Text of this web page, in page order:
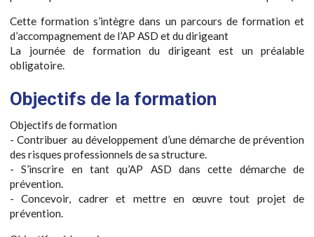
Cette formation s’intègre dans un parcours de formation et
d’accompagnement de l’AP ASD et du dirigeant
La journée de formation du dirigeant est un préalable
obligatoire.
Objectifs de la formation
Objectifs de formation
- Contribuer au développement d’une démarche de prévention
des risques professionnels de sa structure.
- S’inscrire en tant qu’AP ASD dans cette démarche de
prévention.
- Concevoir, cadrer et mettre en œuvre tout projet de
prévention.